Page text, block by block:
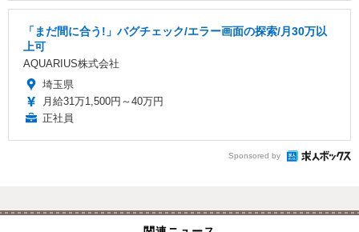
「まだ間に合う!」バグチェック/エラー画面の探索/月30万以
上可
AQUARIUS株式会社
埼玉県
月給31万1,500円～40万円
正社員
Sponsored by